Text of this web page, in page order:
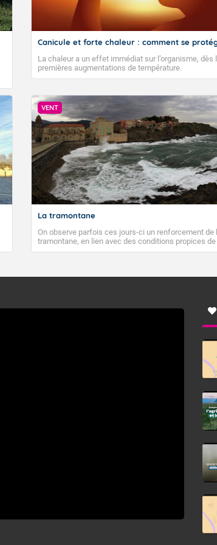
Canicule et forte chaleur : comment se
La chaleur a un effet immédiat sur l’organisme, dès
premières augmentations de température.
VENT
La tramontane
On observe parfois ces jours-ci un renforcement de
tramontane, en lien avec des conditions propices
de forêt. Mais qu'est-ce que la tramontane ?
à nord-ouest, dans un secteur qui part du Roussillon
monts, en allusion aux régions montagneuses d’où